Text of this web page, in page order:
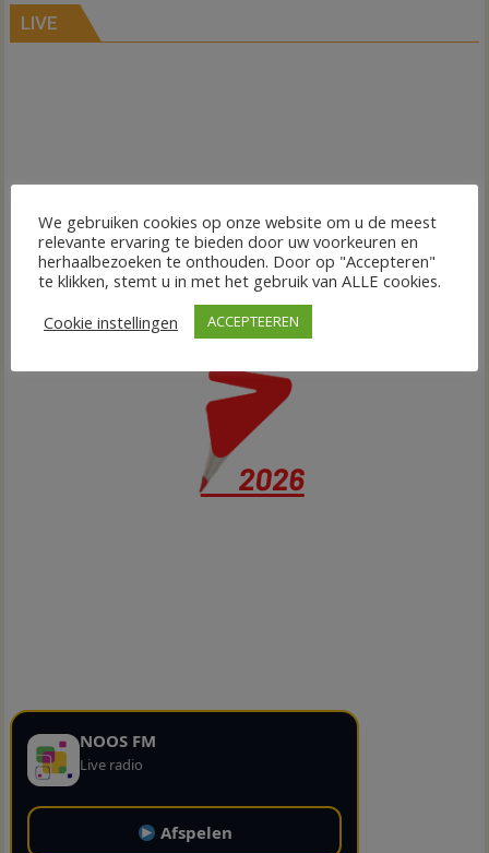
LIVE
NOOS FM
Live radio
Afspelen
We gebruiken cookies op onze website om u de meest
relevante ervaring te bieden door uw voorkeuren en
herhaalbezoeken te onthouden. Door op "Accepteren"
te klikken, stemt u in met het gebruik van ALLE cookies.
Cookie instellingen
ACCEPTEEREN